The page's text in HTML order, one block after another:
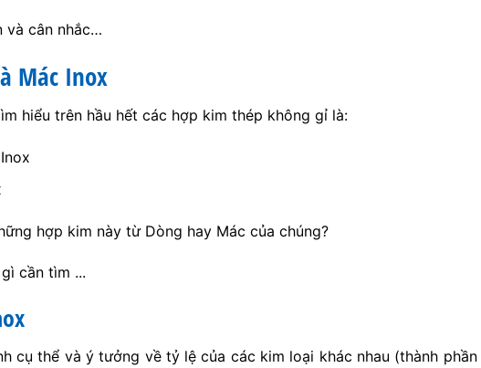
và cân nhắc…
Mác Inox
hiểu trên hầu hết các hợp kim thép không gỉ là:
hợp kim này từ Dòng hay Mác của chúng?
cần tìm ...
cụ thể và ý tưởng về tỷ lệ của các kim loại khác nhau (thành